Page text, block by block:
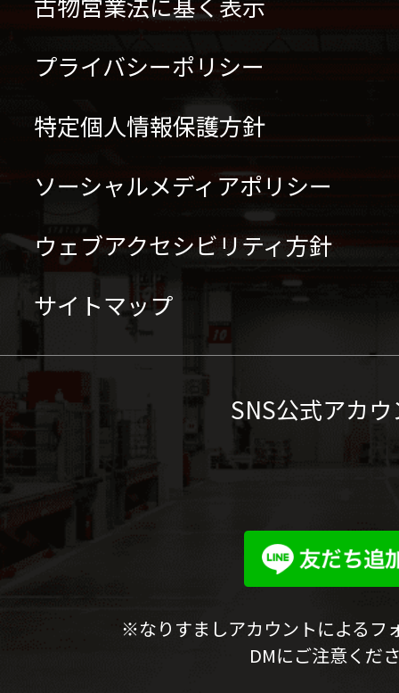
プライバシーポリシー
特定個人情報保護方針
ソーシャルメディアポリシー
ウェブアクセシビリティ方針
サイトマップ
SNS公式アカ
※なりすましアカウントによるフ
DMにご注意くだ